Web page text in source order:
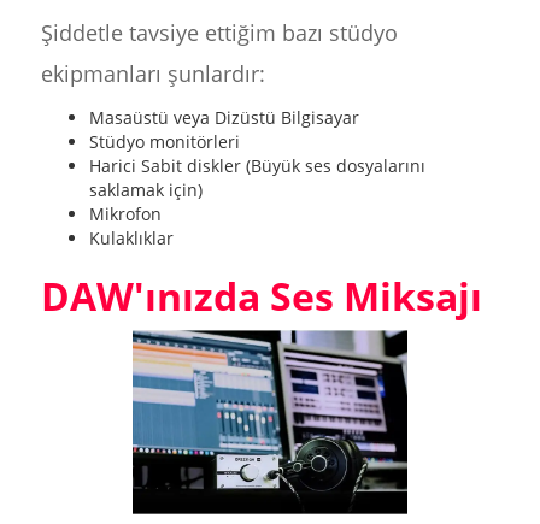
Şiddetle tavsiye ettiğim bazı stüdyo
ekipmanları şunlardır:
Masaüstü veya Dizüstü Bilgisayar
Stüdyo monitörleri
Harici Sabit diskler (Büyük ses dosyalarını
saklamak için)
Mikrofon
Kulaklıklar
DAW'ınızda Ses Miksajı‍